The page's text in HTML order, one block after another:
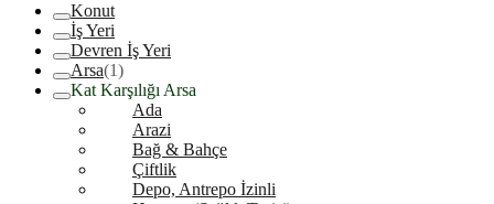
Konut
İş Yeri
Devren İş Yeri
Arsa(1)
Kat Karşılığı Arsa
Ada
Arazi
Bağ & Bahçe
Çiftlik
Depo, Antrepo İzinli